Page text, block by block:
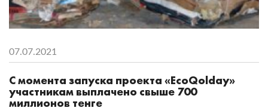
07.07.2021
С момента запуска проекта «EcoQolday»
участникам выплачено свыше 700
миллионов тенге